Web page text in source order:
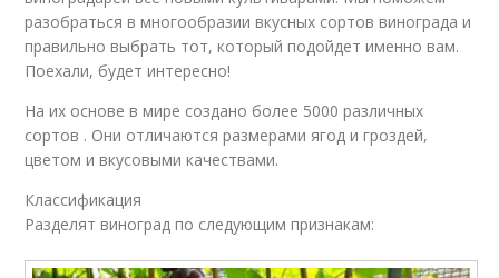
разобраться в многообразии вкусных сортов винограда и
правильно выбрать тот, который подойдет именно вам.
Поехали, будет интересно!
На их основе в мире создано более 5000 различных
сортов . Они отличаются размерами ягод и гроздей,
цветом и вкусовыми качествами.
Классификация
Разделят виноград по следующим признакам: